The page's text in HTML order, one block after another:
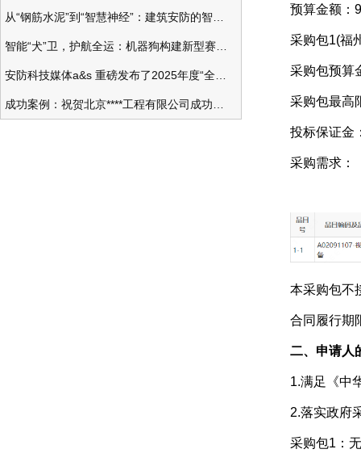
预算金额：
采购包1(福
采购包预算
采购包最高
投标保证金
采购需求：
本采购包不
合同履行期
二、申请人
1.满足《中
2.落实政府
采购包1：无